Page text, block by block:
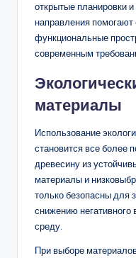
открытые планировки
направления
функциональные
современным
материалы
Использование
становится все более
древесину из
материалы и
только безопасны для
снижению
среду.
При выборе